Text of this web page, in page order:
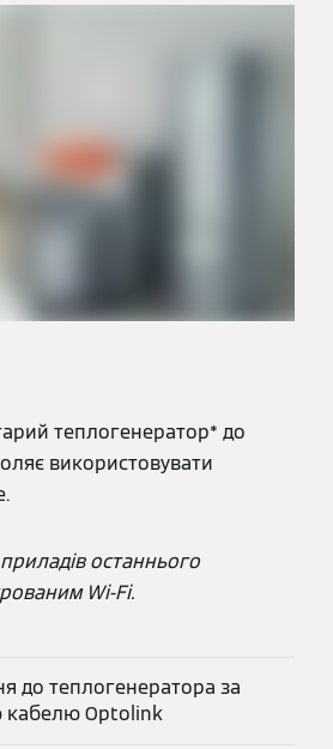
теплогенератор* до
використовувати
останнього
Wi-Fi.
до теплогенератора за
Optolink